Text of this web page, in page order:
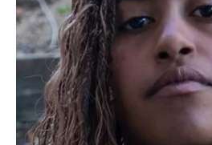
više otvorenosti i nežnosti.
Mnogi pripadnici ovog znaka
da li da daju drugu šansu osobi
Zvezde pokazuju da kajanje
Slobodne Device mogle bi